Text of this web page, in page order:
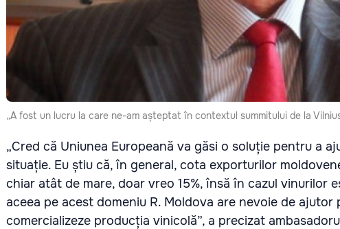
„A fost un lucru la care ne-am așteptat în contextul summitului de la
„Cred că Uniunea Europeană va găsi o soluție pentru a
situație. Eu știu că, în general, cota exporturilor
chiar atât de mare, doar vreo 15%, însă în cazul vinurilor
aceea pe acest domeniu R. Moldova are nevoie de ajutor
comercializeze producția vinicolă”, a precizat